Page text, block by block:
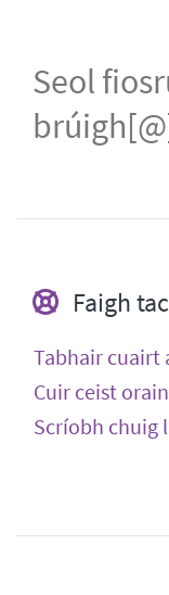
Seol
Faigh
Tabhair cuairt
Cuir ceist
Scríobh chuig